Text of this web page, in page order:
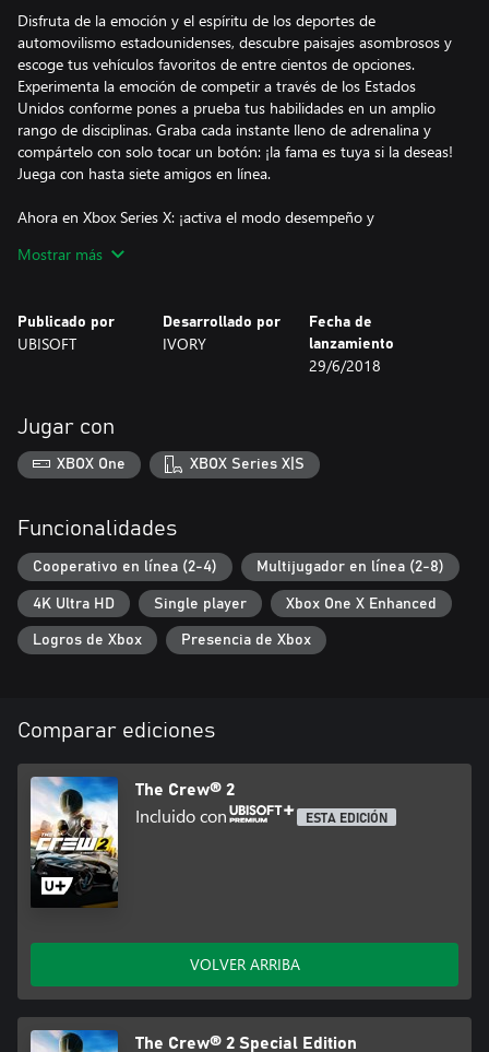
Disfruta de la emoción y el espíritu de los deportes de
automovilismo estadounidenses, descubre paisajes asombrosos y
escoge tus vehículos favoritos de entre cientos de opciones.
Experimenta la emoción de competir a través de los Estados
Unidos conforme pones a prueba tus habilidades en un amplio
rango de disciplinas. Graba cada instante lleno de adrenalina y
compártelo con solo tocar un botón: ¡la fama es tuya si la deseas!
Juega con hasta siete amigos en línea.
Ahora en Xbox Series X: ¡activa el modo desempeño y
Mostrar más
Publicado por
UBISOFT
Desarrollado por
IVORY
Fecha de
lanzamiento
29/6/2018
Jugar con
XBOX One XBOX Series X|S
Funcionalidades
Cooperativo en línea (2-4) Multijugador en línea (2-8)
4K Ultra HD Single player Xbox One X Enhanced
Logros de Xbox Presencia de Xbox
Comparar ediciones
The Crew® 2
Incluido con ESTA EDICIÓN
VOLVER ARRIBA
The Crew® 2 Special Edition